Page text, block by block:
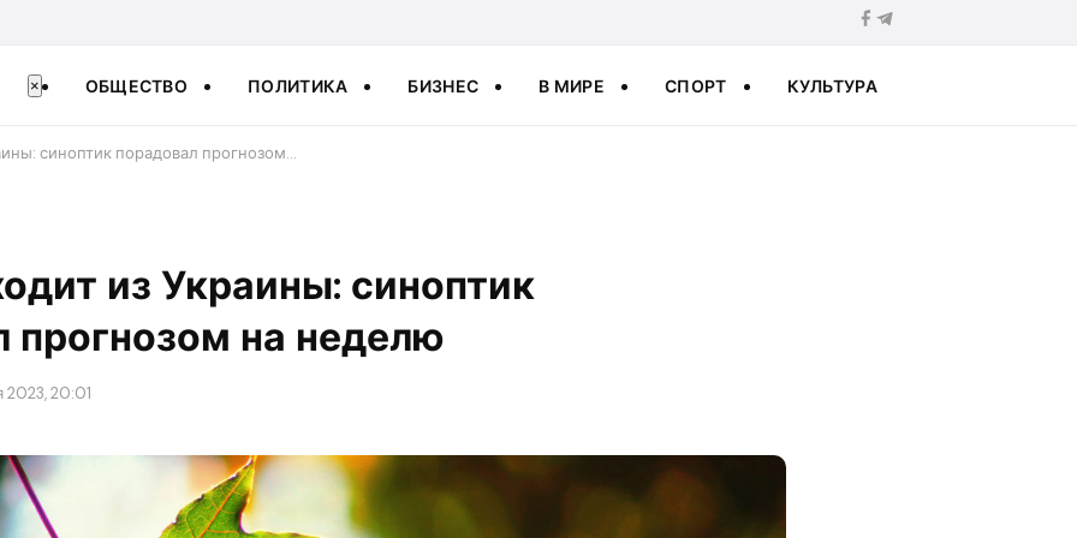
× ОБЩЕСТВО ПОЛИТИКА БИЗНЕС В МИРЕ СПОРТ КУЛЬТУРА
синоптик порадовал прогнозом…
из Украины: синоптик
прогнозом на неделю
2023, 20:01